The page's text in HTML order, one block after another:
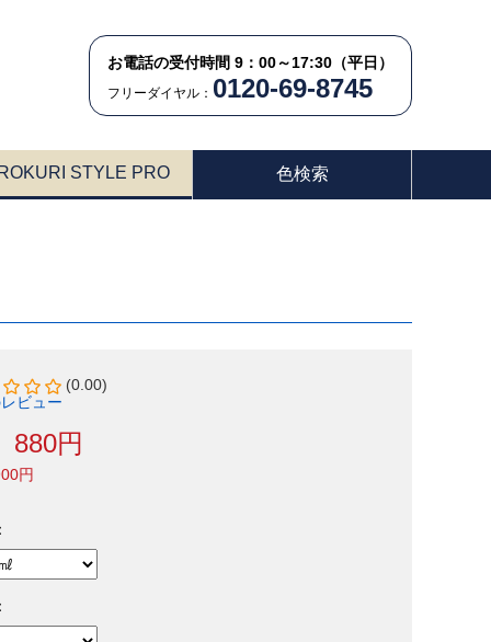
お電話の受付時間 9：00～17:30（平日）
フリーダイヤル： 0120-69-8745
STYLE PRO 色検索
(0.00)
ビュー
880円
円